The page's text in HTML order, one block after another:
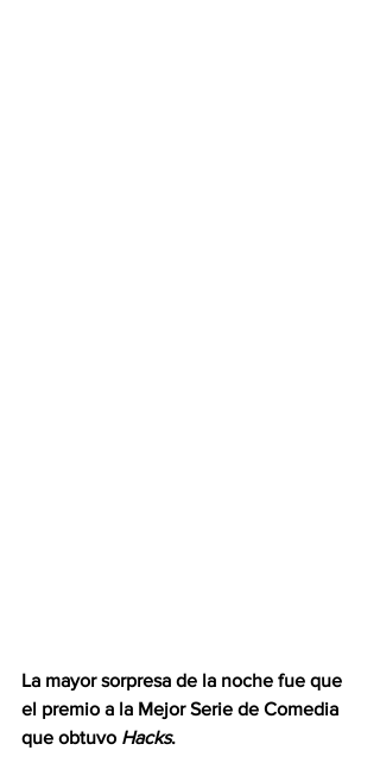
La mayor sorpresa de la noche fue que
el premio a la Mejor Serie de Comedia
que obtuvo Hacks.